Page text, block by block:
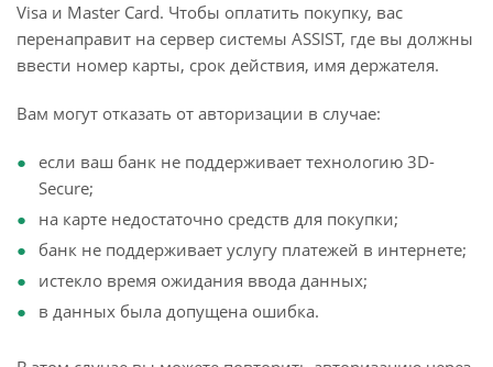
Visa и Master Card. Чтобы оплатить покупку, вас
перенаправит на сервер системы ASSIST, где вы должны
ввести номер карты, срок действия, имя держателя.
Вам могут отказать от авторизации в случае:
если ваш банк не поддерживает технологию 3D-
Secure;
на карте недостаточно средств для покупки;
банк не поддерживает услугу платежей в интернете;
истекло время ожидания ввода данных;
в данных была допущена ошибка.